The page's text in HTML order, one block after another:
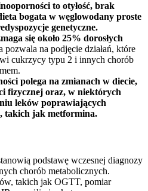
to otyłość, brak
bogata w węglowodany proste
genetyczne.
się około 25% dorosłych
pozwala na podjęcie działań, które
cukrzycy typu 2 i innych chorób
polega na zmianach w diecie,
fizycznej oraz, w niektórych
leków poprawiających
takich jak metformina.
podstawę wczesnej diagnozy
chorób metabolicznych.
takich jak OGTT, pomiar